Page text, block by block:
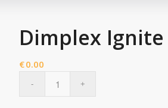
Dimplex
€0.00